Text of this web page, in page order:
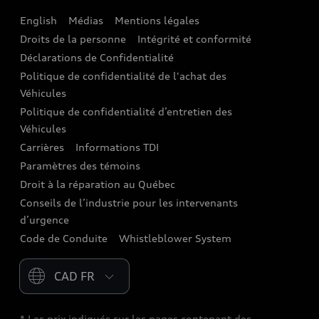
Audi connect
Assistance routière
Audi Care
Centres de carrosserie Audi
Garanties Audi et couverture
English Médias
Mentions légales
Droits de la personne
Intégrité et conformité
Déclarations de Confidentialité
Politique de confidentialité de l'achat des
Véhicules
Politique de confidentialité d’entretien des
Véhicules
Carrières
Informations TDI
Paramètres des témoins
Droit à la réparation au Québec
Conseils de l’industrie pour les intervenants
d’urgence
Code de Conduite
Whistleblower System
Please select country